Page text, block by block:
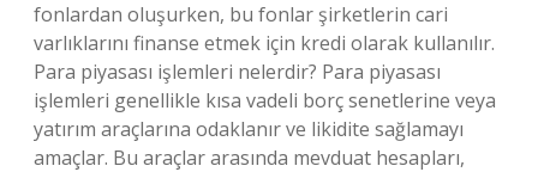
fonlardan oluşurken, bu fonlar şirketlerin cari
varlıklarını finanse etmek için kredi olarak kullanılır.
Para piyasası işlemleri nelerdir? Para piyasası
işlemleri genellikle kısa vadeli borç senetlerine veya
yatırım araçlarına odaklanır ve likidite sağlamayı
amaçlar. Bu araçlar arasında mevduat hesapları,